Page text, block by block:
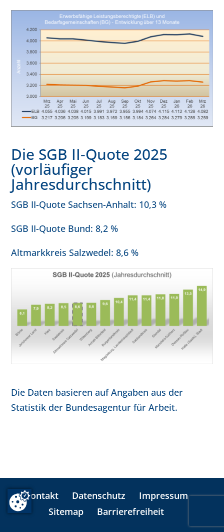
Die SGB II-Quote 2025
(vorläufiger
Jahresdurchschnitt)
SGB II-Quote Sachsen-Anhalt: 10,3 %
SGB II-Quote Bund: 8,2 %
Altmarkkreis Salzwedel: 8,6 %
Die Daten basieren auf Angaben aus der
Statistik der Bundesagentur für Arbeit.
Kontakt Datenschutz
Impressum
Sitemap
Barrierefreiheit